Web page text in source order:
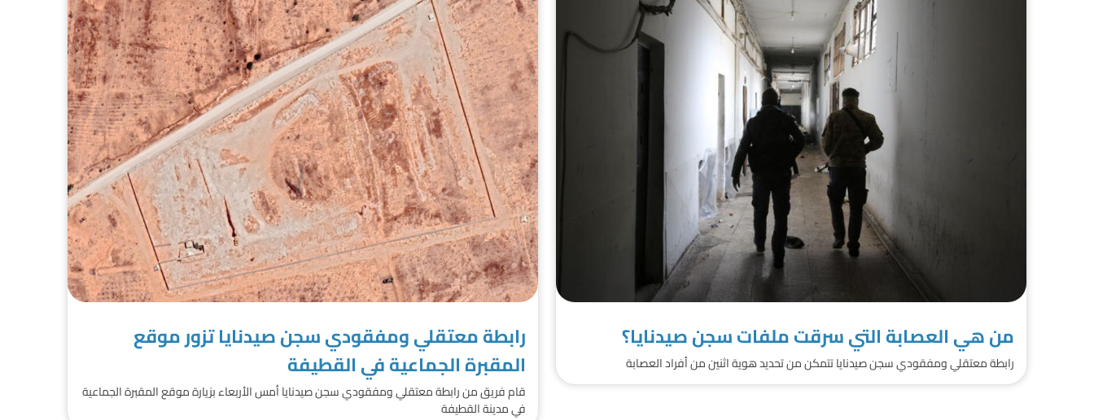
من هي العصابة التي سرقت ملفات سجن صيدنايا؟
رابطة معتقلي ومفقودي سجن صيدنايا تتمكن من تحديد هوية اثنين من أفراد العصابة
رابطة معتقلي ومفقودي سجن صيدنايا تزور موقع
المقبرة الجماعية في القطيفة
قام فريق من رابطة معتقلي ومفقودي سجن صيدنايا أمس الأربعاء بزيارة موقع المقبرة الجماعية
في مدينة القطيفة